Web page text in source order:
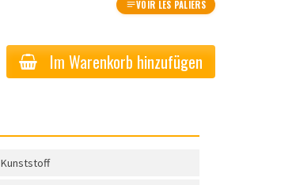
VOIR LES PALIERS
Im Warenkorb hinzufügen
Kunststoff